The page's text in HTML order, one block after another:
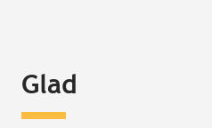
Glad